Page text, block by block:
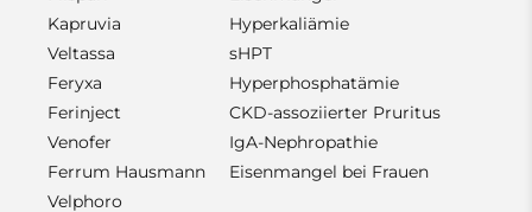
Kapruvia
Veltassa
Feryxa
Ferinject
Venofer
Ferrum Hausmann
Velphoro
Hyperkaliämie
sHPT
Hyperphosphatämie
CKD-assoziierter Pruritus
IgA-Nephropathie
Eisenmangel bei Frauen